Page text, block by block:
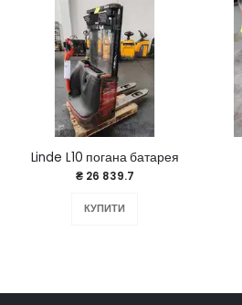
Linde L10 погана батарея
₴ 26 839.7
КУПИТИ